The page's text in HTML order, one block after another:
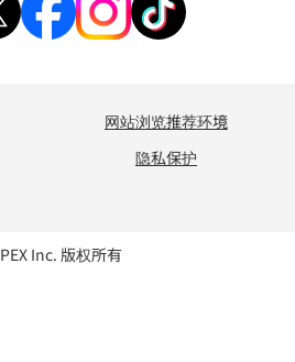
网站浏览推荐环境
隐私保护
Inc. 版权所有